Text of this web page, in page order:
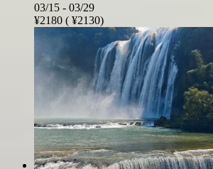
03/15 - 03/29
¥2180 ( ¥2130)